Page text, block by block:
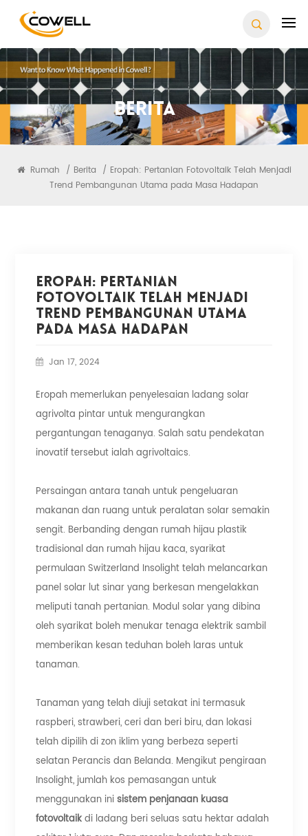
Berita
Rumah / Berita / Eropah: Pertanian Fotovoltaik Telah Menjadi
Trend Pembangunan Utama pada Masa Hadapan
Eropah: Pertanian
Fotovoltaik Telah Menjadi
Trend Pembangunan Utama
Pada Masa Hadapan
Jan 17, 2024
Eropah memerlukan penyelesaian ladang solar
agrivolta pintar untuk mengurangkan
pergantungan tenaganya. Salah satu pendekatan
inovatif tersebut ialah agrivoltaics.
Persaingan antara tanah untuk pengeluaran
makanan dan ruang untuk peralatan solar semakin
sengit. Berbanding dengan rumah hijau plastik
tradisional dan rumah hijau kaca, syarikat
permulaan Switzerland Insolight telah melancarkan
panel solar lut sinar yang berkesan mengelakkan
meliputi tanah pertanian. Modul solar yang dibina
oleh syarikat boleh menukar tenaga elektrik sambil
memberikan kesan teduhan boleh laras untuk
tanaman.
Tanaman yang telah diuji setakat ini termasuk
raspberi, strawberi, ceri dan beri biru, dan lokasi
telah dipilih di zon iklim yang berbeza seperti
selatan Perancis dan Belanda. Mengikut pengiraan
Insolight, jumlah kos pemasangan untuk
menggunakan inisistem penjanaan kuasa
fotovoltaikdi ladang beri seluas satu hektar adalah